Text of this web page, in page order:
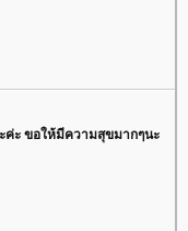
ค่ะ ขอให้มีความสุขมากๆนะ